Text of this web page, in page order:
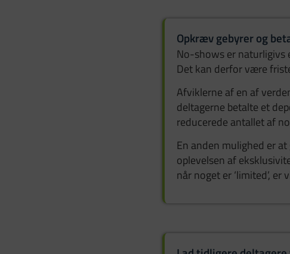
Opkræv gebyrer og
No-shows er naturligivs
Det kan derfor være
Afviklerne af en af
deltagerne betalte et
reducerede antallet af
En anden mulighed er
oplevelsen af
når noget er ‘limited’,